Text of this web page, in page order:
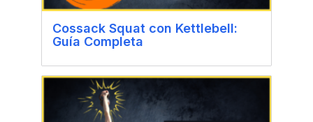
Cossack Squat con Kettlebell:
Guía Completa